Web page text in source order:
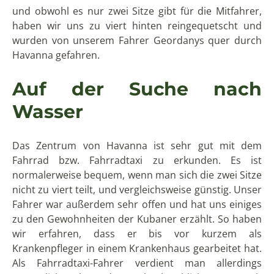
und obwohl es nur zwei Sitze gibt für die Mitfahrer,
haben wir uns zu viert hinten reingequetscht und
wurden von unserem Fahrer Geordanys quer durch
Havanna gefahren.
Auf der Suche nach
Wasser
Das Zentrum von Havanna ist sehr gut mit dem
Fahrrad bzw. Fahrradtaxi zu erkunden. Es ist
normalerweise bequem, wenn man sich die zwei Sitze
nicht zu viert teilt, und vergleichsweise günstig. Unser
Fahrer war außerdem sehr offen und hat uns einiges
zu den Gewohnheiten der Kubaner erzählt. So haben
wir erfahren, dass er bis vor kurzem als
Krankenpfleger in einem Krankenhaus gearbeitet hat.
Als Fahrradtaxi-Fahrer verdient man allerdings